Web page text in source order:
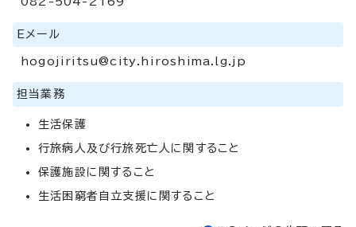
Eメール
hogojiritsu@city.hiroshima.lg.jp
担当業務
生活保護
行旅病人及び行旅死亡人に関すること
保護施設に関すること
生活困窮者自立支援に関すること